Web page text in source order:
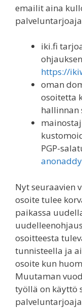
emailit aina
iki.fi
https://
oman
osoitetta
hallinnan
PGP-
Nyt seuraavien
osoite tulee
paikassa
osoitteesta
tunnisteella ja
osoite kun
Muutaman
työllä on käyttö